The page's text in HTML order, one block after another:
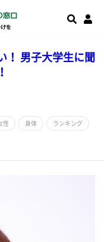
男子大学生に聞
性 身体 ランキング